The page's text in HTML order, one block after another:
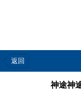
返回
神途神